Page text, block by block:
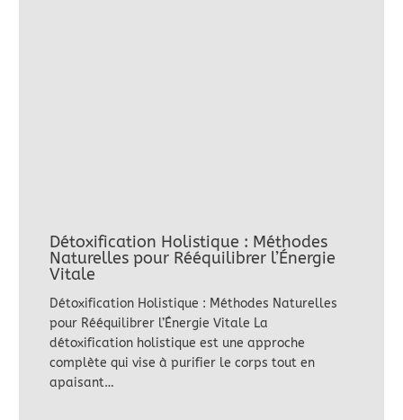
Détoxification Holistique : Méthodes
Naturelles pour Rééquilibrer l’Énergie
Vitale
Détoxification Holistique : Méthodes Naturelles
pour Rééquilibrer l’Énergie Vitale La
détoxification holistique est une approche
complète qui vise à purifier le corps tout en
apaisant…